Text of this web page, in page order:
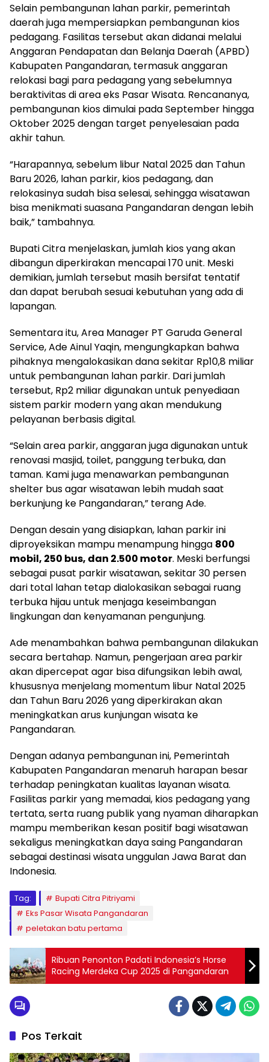
Selain pembangunan lahan parkir, pemerintah
daerah juga mempersiapkan pembangunan kios
pedagang. Fasilitas tersebut akan didanai melalui
Anggaran Pendapatan dan Belanja Daerah (APBD)
Kabupaten Pangandaran, termasuk anggaran
relokasi bagi para pedagang yang sebelumnya
beraktivitas di area eks Pasar Wisata. Rencananya,
pembangunan kios dimulai pada September hingga
Oktober 2025 dengan target penyelesaian pada
akhir tahun.
“Harapannya, sebelum libur Natal 2025 dan Tahun
Baru 2026, lahan parkir, kios pedagang, dan
relokasinya sudah bisa selesai, sehingga wisatawan
bisa menikmati suasana Pangandaran dengan lebih
baik,” tambahnya.
Bupati Citra menjelaskan, jumlah kios yang akan
dibangun diperkirakan mencapai 170 unit. Meski
demikian, jumlah tersebut masih bersifat tentatif
dan dapat berubah sesuai kebutuhan yang ada di
lapangan.
Sementara itu, Area Manager PT Garuda General
Service, Ade Ainul Yaqin, mengungkapkan bahwa
pihaknya mengalokasikan dana sekitar Rp10,8 miliar
untuk pembangunan lahan parkir. Dari jumlah
tersebut, Rp2 miliar digunakan untuk penyediaan
sistem parkir modern yang akan mendukung
pelayanan berbasis digital.
“Selain area parkir, anggaran juga digunakan untuk
renovasi masjid, toilet, panggung terbuka, dan
taman. Kami juga menawarkan pembangunan
shelter bus agar wisatawan lebih mudah saat
berkunjung ke Pangandaran,” terang Ade.
Dengan desain yang disiapkan, lahan parkir ini
diproyeksikan mampu menampung hingga 800
mobil, 250 bus, dan 2.500 motor. Meski berfungsi
sebagai pusat parkir wisatawan, sekitar 30 persen
dari total lahan tetap dialokasikan sebagai ruang
terbuka hijau untuk menjaga keseimbangan
lingkungan dan kenyamanan pengunjung.
Ade menambahkan bahwa pembangunan dilakukan
secara bertahap. Namun, pengerjaan area parkir
akan dipercepat agar bisa difungsikan lebih awal,
khususnya menjelang momentum libur Natal 2025
dan Tahun Baru 2026 yang diperkirakan akan
meningkatkan arus kunjungan wisata ke
Pangandaran.
Dengan adanya pembangunan ini, Pemerintah
Kabupaten Pangandaran menaruh harapan besar
terhadap peningkatan kualitas layanan wisata.
Fasilitas parkir yang memadai, kios pedagang yang
tertata, serta ruang publik yang nyaman diharapkan
mampu memberikan kesan positif bagi wisatawan
sekaligus meningkatkan daya saing Pangandaran
sebagai destinasi wisata unggulan Jawa Barat dan
Indonesia.
Tag:
Bupati Citra Pitriyami
Eks Pasar Wisata Pangandaran
peletakan batu pertama
Ribuan Penonton Padati Indonesia’s Horse
Racing Merdeka Cup 2025 di Pangandaran
Pos Terkait